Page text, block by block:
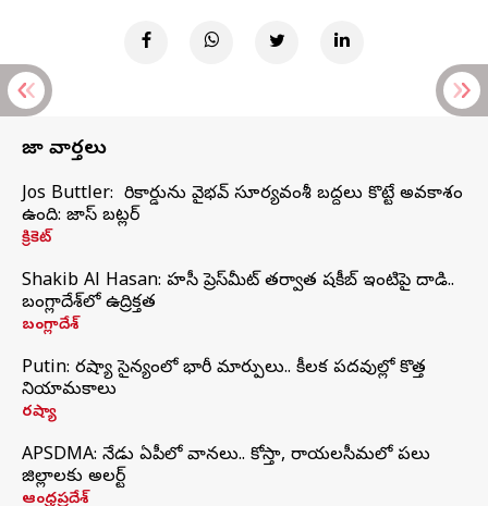
తాజా వార్తలు
Jos Buttler: నా రికార్డును వైభవ్ సూర్యవంశీ బద్దలు కొట్టే అవకాశం
ఉంది: జాస్ బట్లర్
క్రికెట్
Shakib Al Hasan: హసీనా ప్రెస్‌మీట్‌ తర్వాత షకీబ్‌ ఇంటిపై దాడి..
బంగ్లాదేశ్‌లో ఉద్రిక్తత
బంగ్లాదేశ్
Putin: రష్యా సైన్యంలో భారీ మార్పులు.. కీలక పదవుల్లో కొత్త
నియామకాలు
రష్యా
APSDMA: నేడు ఏపీలో వానలు.. కోస్తా, రాయలసీమలో పలు
జిల్లాలకు అలర్ట్
ఆంధ్రప్రదేశ్